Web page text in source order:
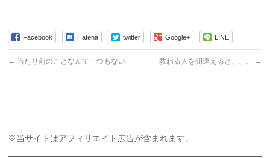
Facebook Hatena twitter Google+ LINE
← 当たり前のことなんて一つもない 教わる人を間違えると、、、 →
※当サイトはアフィリエイト広告が含まれます。